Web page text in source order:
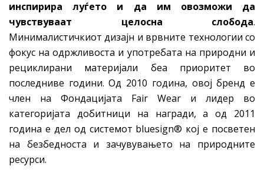
инспирира луѓето и да им овозможи да
чувствуваат целосна слобода.
Минималистичкиот дизајн и врвните технологии со
фокус на одржливоста и употребата на природни и
рециклирани материјали беа приоритет во
последниве години. Од 2010 година, овој бренд е
член на Фондацијата Fair Wear и лидер во
категоријата добитници на награди, а од 2011
година е дел од системот bluesign® кој е посветен
на безбедноста и зачувувањето на природните
ресурси.